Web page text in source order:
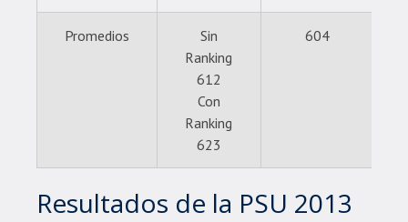
Promedios
Sin
Ranking
612
Con
Ranking
623
604
Resultados de la PSU 2013